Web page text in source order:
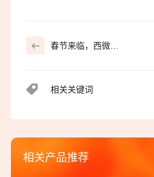
春节来临，西微雅
相关关键词
相关产品推荐